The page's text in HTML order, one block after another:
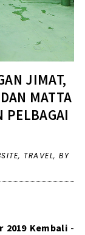
JIMAT,
MATTA
PELBAGAI
, TRAVEL, BY
2019 Kembali-